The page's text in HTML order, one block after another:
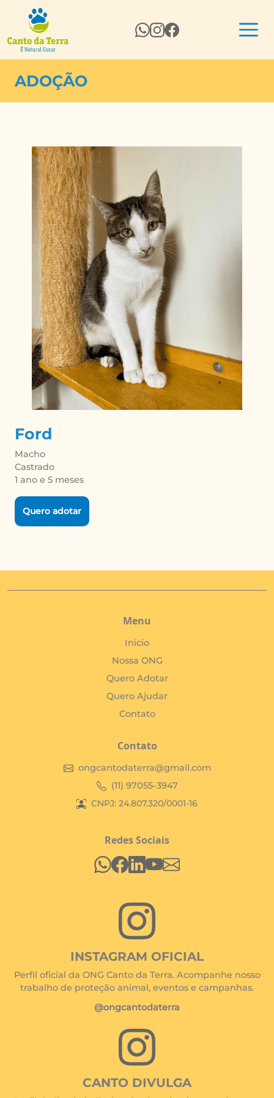
ADOÇÃO
Ford
Macho
Castrado
1 ano e 5 meses
Quero adotar
Menu
Início
Nossa ONG
Quero Adotar
Quero Ajudar
Contato
Contato
ongcantodaterra@gmail.com
(11) 97055-3947
CNPJ: 24.807.320/0001-16
Redes Sociais
INSTAGRAM OFICIAL
Perfil oficial da ONG Canto da Terra. Acompanhe nosso
trabalho de proteção animal, eventos e campanhas.
@ongcantodaterra
CANTO DIVULGA